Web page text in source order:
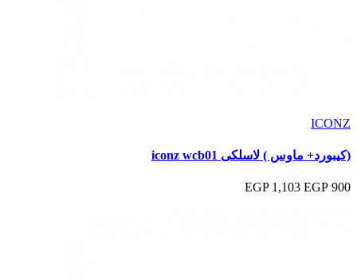
ICONZ
(كيبورد+ ماوس ) لاسلكى iconz wcb01
900 EGP
1,103 EGP